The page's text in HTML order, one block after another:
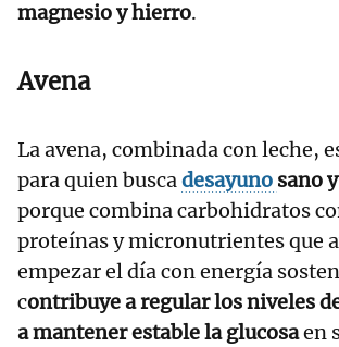
magnesio y hierro.
Avena
La avena, combinada con leche,
para quien buscadesayuno sano
porque combina carbohidratos
proteínas y micronutrientes que
empezar el día con energía
contribuye a regular los niveles
a mantener estable la glucosaen